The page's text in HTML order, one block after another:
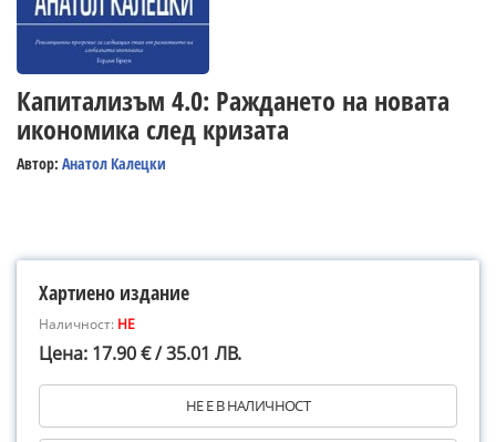
Капитализъм 4.0: Раждането на новата
икономика след кризата
Автор: Анатол Калецки
Хартиено издание
Наличност: НЕ
Цена: 17.90 € / 35.01 ЛВ.
НЕ Е В НАЛИЧНОСТ